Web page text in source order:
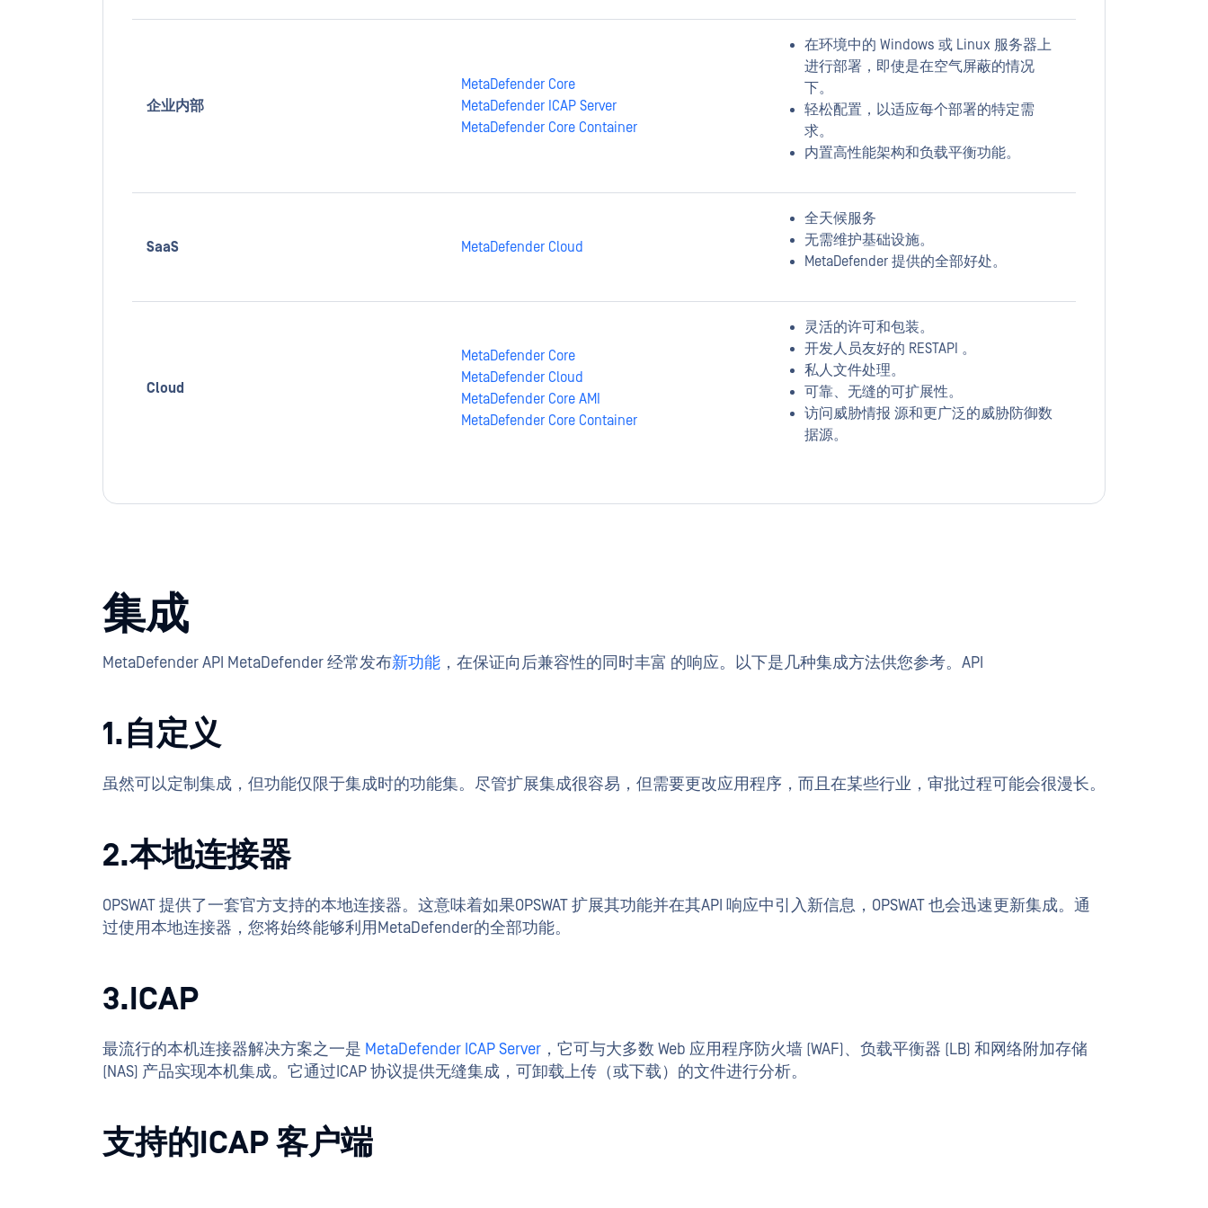
企业内部
MetaDefender Core
MetaDefender ICAP Server
MetaDefender Core Container
在环境中的 Windows 或 Linux 服务器上
进行部署，即使是在空气屏蔽的情况
下。
轻松配置，以适应每个部署的特定需
求。
内置高性能架构和负载平衡功能。
SaaS MetaDefender Cloud
全天候服务
无需维护基础设施。
MetaDefender 提供的全部好处。
Cloud
MetaDefender Core
MetaDefender Cloud
MetaDefender Core AMI
MetaDefender Core Container
灵活的许可和包装。
开发人员友好的 RESTAPI 。
私人文件处理。
可靠、无缝的可扩展性。
访问威胁情报 源和更广泛的威胁防御数
据源。
集成
MetaDefender API MetaDefender 经常发布新功能 ，在保证向后兼容性的同时丰富 的响应。以下是几种集成方法供您参考。API
1.自定义
虽然可以定制集成，但功能仅限于集成时的功能集。尽管扩展集成很容易，但需要更改应用程序，而且在某些行业，审批过程可能会很漫长。
2.本地连接器
OPSWAT 提供了一套官方支持的本地连接器。这意味着如果OPSWAT 扩展其功能并在其API 响应中引入新信息，OPSWAT 也会迅速更新集成。通
过使用本地连接器，您将始终能够利用MetaDefender的全部功能。
3.ICAP
最流行的本机连接器解决方案之一是 MetaDefender ICAP Server ，它可与大多数 Web 应用程序防火墙 (WAF)、负载平衡器 (LB) 和网络附加存储
(NAS) 产品实现本机集成。它通过ICAP 协议提供无缝集成，可卸载上传（或下载）的文件进行分析。
支持的ICAP 客户端